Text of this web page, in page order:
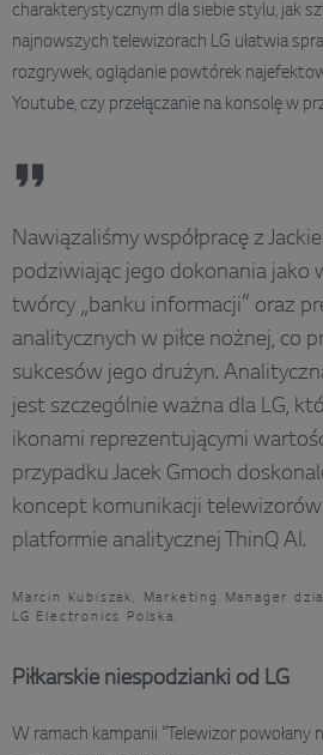
charakterystycznym dla siebie stylu, jak
najnowszych telewizorach LG ułatwia
rozgrywek, oglądanie powtórek
Youtube, czy przełączanie na konsolę w
Nawiązaliśmy współpracę z
podziwiając jego dokonania jako
twórcy „banku informacji” oraz
analitycznych w piłce nożnej, co
sukcesów jego drużyn.
jest szczególnie ważna dla LG,
ikonami reprezentującymi
przypadku Jacek Gmoch
koncept komunikacji telewizorów
platformie analitycznej ThinQ AI.
Marcin Kubiszak, Marketing Manager
LG Electronics Polska.
Piłkarskie niespodzianki od LG
W ramach kampanii “Telewizor powołany